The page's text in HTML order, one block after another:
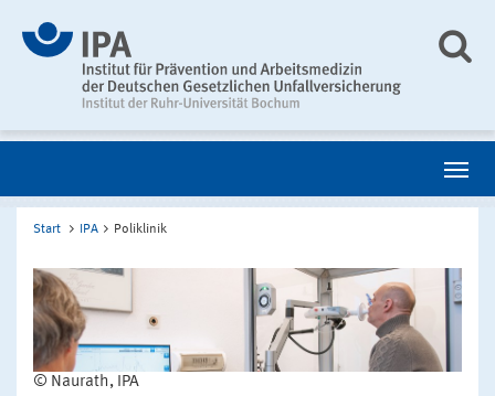
Start IPA Poliklinik
© Naurath, IPA